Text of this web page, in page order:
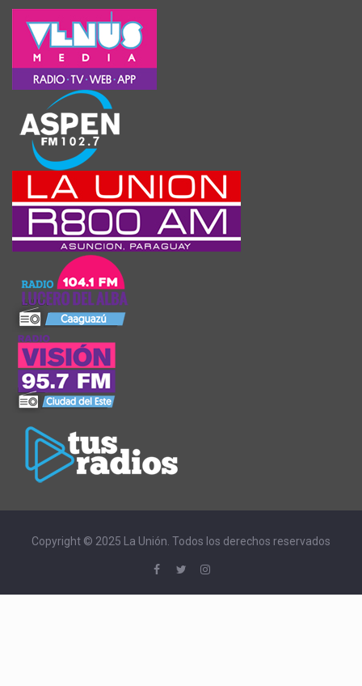
Copyright © 2025 La Unión. Todos los derechos reservados